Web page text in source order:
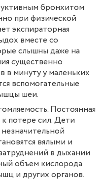
бронхитом
при физической
экспираторная
вместе со
слышны даже на
существенно
в минуту у маленьких
вспомогательные
шеи.
Постоянная
потере сил. Дети
вялыми и
в дыхании
объем кислорода
и других органов​.